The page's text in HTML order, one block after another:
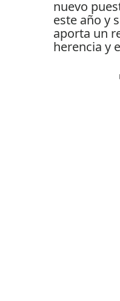
nuevo
este año y
aporta un
herencia y